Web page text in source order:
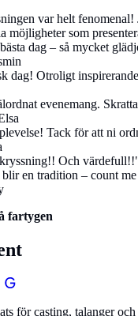
var helt fenomenal!
möjligheter som
dag – så mycket
dag! Otroligt
evenemang.
Tack för att ni
Och
en tradition – count
fartygen
för casting, talanger